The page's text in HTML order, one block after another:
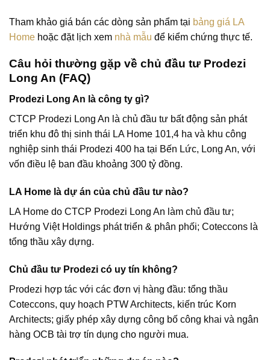
Tham khảo giá bán các dòng sản phẩm tại bảng giá LA
Home hoặc đặt lịch xem nhà mẫu để kiểm chứng thực tế.
Câu hỏi thường gặp về chủ đầu tư Prodezi
Long An (FAQ)
Prodezi Long An là công ty gì?
CTCP Prodezi Long An là chủ đầu tư bất động sản phát
triển khu đô thị sinh thái LA Home 101,4 ha và khu công
nghiệp sinh thái Prodezi 400 ha tại Bến Lức, Long An, với
vốn điều lệ ban đầu khoảng 300 tỷ đồng.
LA Home là dự án của chủ đầu tư nào?
LA Home do CTCP Prodezi Long An làm chủ đầu tư;
Hướng Việt Holdings phát triển & phân phối; Coteccons là
tổng thầu xây dựng.
Chủ đầu tư Prodezi có uy tín không?
Prodezi hợp tác với các đơn vị hàng đầu: tổng thầu
Coteccons, quy hoạch PTW Architects, kiến trúc Korn
Architects; giấy phép xây dựng công bố công khai và ngân
hàng OCB tài trợ tín dụng cho người mua.